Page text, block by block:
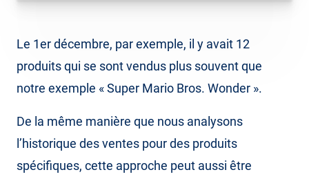
Le 1er décembre, par exemple, il y avait 12
produits qui se sont vendus plus souvent que
notre exemple « Super Mario Bros. Wonder ».
De la même manière que nous analysons
l’historique des ventes pour des produits
spécifiques, cette approche peut aussi être